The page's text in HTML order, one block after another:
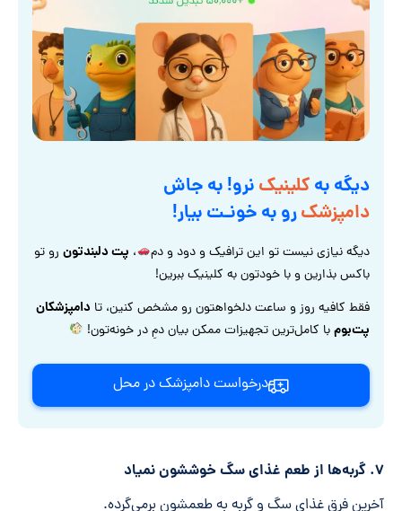
دیگه بهکلینیکنرو! به جاش
دامپزشکرو به خونـت بیار!
دیگه نیازی نیست تو این ترافیک و دود و دم ، پت دلبندتونرو تو
باکس بذارین و با خودتون به کلینیک ببرین!
فقط کافیه روز و ساعت دلخواهتون رو مشخص کنین، تا دامپزشکان
پت‌بومبا کامل‌ترین تجهیزات ممکن بیان دمِ در خونه‌تون!
درخواست دامپزشک در محل
۷. گربه‌ها از طعم غذای سگ خوششون نمیاد
آخرین فرق غذای سگ و گربه به طعمشون برمی‌گرده.